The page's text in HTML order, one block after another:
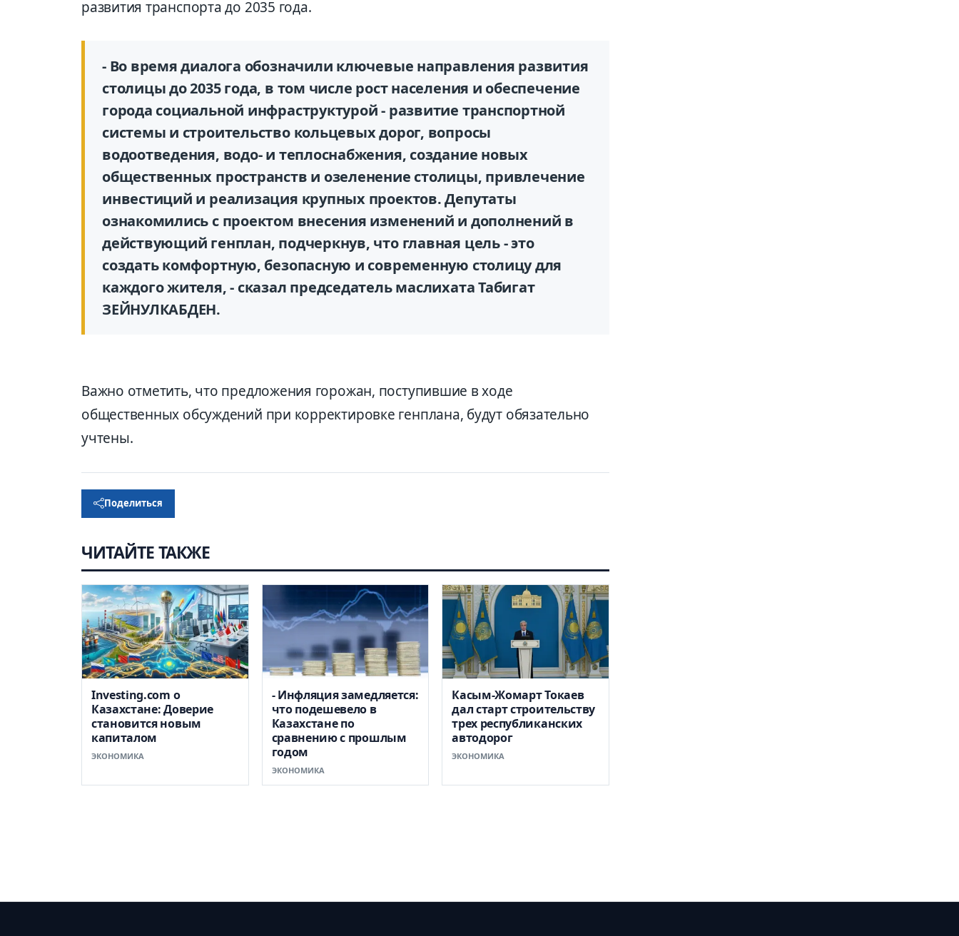
развития транспорта до 2035 года.
- Во время диалога обозначили ключевые направления развития
столицы до 2035 года, в том числе рост населения и обеспечение
города социальной инфраструктурой - развитие транспортной
системы и строительство кольцевых дорог, вопросы
водоотведения, водо- и теплоснабжения, создание новых
общественных пространств и озеленение столицы, привлечение
инвестиций и реализация крупных проектов. Депутаты
ознакомились с проектом внесения изменений и дополнений в
действующий генплан, подчеркнув, что главная цель - это
создать комфортную, безопасную и современную столицу для
каждого жителя, - сказал председатель маслихата Табигат
ЗЕЙНУЛКАБДЕН.
Важно отметить, что предложения горожан, поступившие в ходе
общественных обсуждений при корректировке генплана, будут обязательно
учтены.
Поделиться
ЧИТАЙТЕ ТАКЖЕ
Investing.com о
Казахстане: Доверие
становится новым
капиталом
ЭКОНОМИКА
- Инфляция замедляется:
что подешевело в
Казахстане по
сравнению с прошлым
годом
ЭКОНОМИКА
Касым-Жомарт Токаев
дал старт строительству
трех республиканских
автодорог
ЭКОНОМИКА